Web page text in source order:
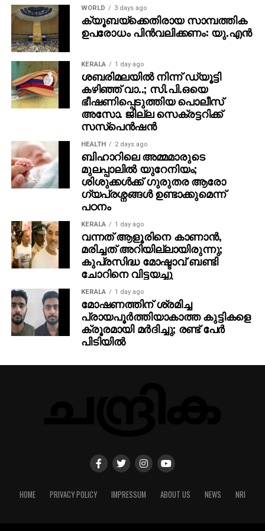
WORLD 3 days ago
ക്യൂബയ്ക്കെതിരായ സാമ്പത്തിക
ഉപരോധം പിന്‍വലിക്കണം: യു.എന്‍
KERALA 1 day ago
ശബരിമലയില്‍ നിന്ന് ഡ്യൂട്ടി
കഴിഞ്ഞ് വാ..; സി.പി.ഒയെ
ഭീഷണിപ്പെടുത്തിയ പൊലീസ്
അസോ. ജില്ല സെക്രട്ടറിക്ക്
സസ്‌പെന്‍ഷന്‍
HEALTH 2 days ago
ബിഹാറിലെ അമ്മമാരുടെ
മുലപ്പാലിൽ യുറേനിയം;
ശിശുക്കൾക്ക് ​ഗുരുതര ആരോ​
ഗ്യപ്രശ്നങ്ങൾ ഉണ്ടാക്കുമെന്ന്
പഠനം
KERALA 1 day ago
വന്നത് ആളൂരിനെ കാണാന്‍,
മരിച്ചത് അറിയില്ലായിരുന്നു;
കുപ്രസിദ്ധ മോഷ്ടാവ് ബണ്ടി
ചോറിനെ വിട്ടയച്ചു
KERALA 1 day ago
മോഷണത്തിന് ശ്രമിച്ച
പ്രായപൂര്‍ത്തിയാകാത്ത കുട്ടികളെ
ക്രൂരമായി മര്‍ദിച്ചു; രണ്ട് പേര്‍
പിടിയില്‍
HOME PRIVACY POLICY IMPRESSUM ABOUT US NEWS NRI